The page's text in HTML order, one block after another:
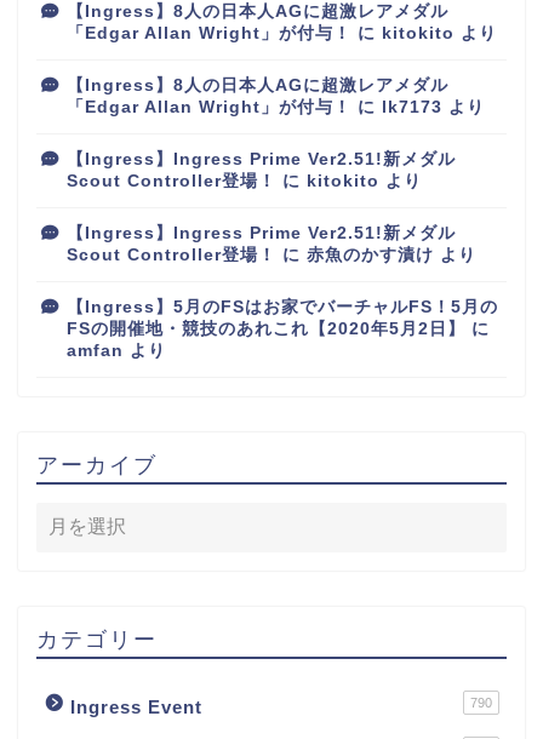
【Ingress】8人の日本人AGに超激レアメダル
「Edgar Allan Wright」が付与！
に kitokito より
【Ingress】8人の日本人AGに超激レアメダル
「Edgar Allan Wright」が付与！
に lk7173 より
【Ingress】Ingress Prime Ver2.51!新メダル
Scout Controller登場！
に kitokito より
【Ingress】Ingress Prime Ver2.51!新メダル
Scout Controller登場！
に 赤魚のかす漬け より
【Ingress】5月のFSはお家でバーチャルFS！5月の
FSの開催地・競技のあれこれ【2020年5月2日】
に
amfan より
アーカイブ
カテゴリー
Ingress Event 790